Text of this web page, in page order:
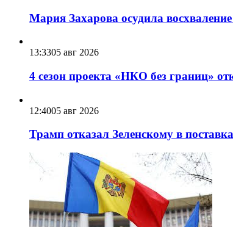
Мария Захарова осудила
13:3305 авг 2026
4 сезон проекта «НКО без границ»
12:4005 авг 2026
Трамп отказал Зеленскому в